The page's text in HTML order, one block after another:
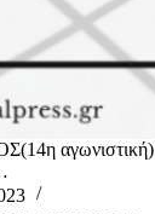
αγωνιστική)